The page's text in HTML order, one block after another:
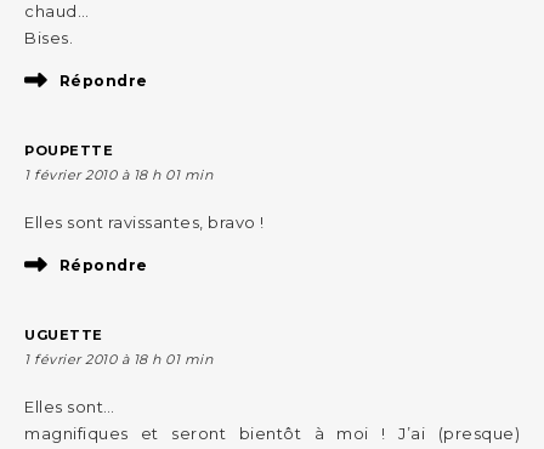
chaud…
Bises.
Répondre
POUPETTE
1 février 2010 à 18 h 01 min
Elles sont ravissantes, bravo !
Répondre
UGUETTE
1 février 2010 à 18 h 01 min
Elles sont…
magnifiques et seront bientôt à moi ! J’ai (presque)